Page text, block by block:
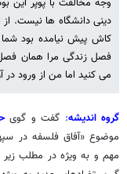
وجه مخالفت با پوپر این
دینی دانشگاه ها نیست.
کاش پیش نیامده بود شما
فصل زندگی مرا همان فصل
می کنید اما من از ورود در
گروه اندیشه: گفت و گوی
موضوع «آفاق فلسفه در
مهم و به ویژه در مطلب